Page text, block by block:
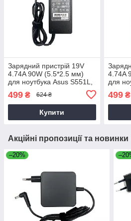
Зарядний пристрій 19V
4.74A 90W (5.5*2.5 мм)
для ноутбука Asus S551L,
S551LB, S551LN, S56CM,
U53J
499 ₴ 624 ₴
Купити
4.74A
для
K552E
499₴
Акційні пропозиції та новинки
–20%